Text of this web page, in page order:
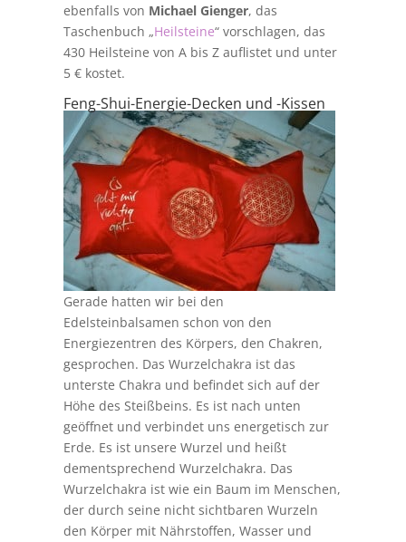
ebenfalls von Michael Gienger, das
Taschenbuch „Heilsteine“ vorschlagen, das
430 Heilsteine von A bis Z auflistet und unter
5 € kostet.
Feng-Shui-Energie-Decken und -Kissen
Gerade hatten wir bei den
Edelsteinbalsamen schon von den
Energiezentren des Körpers, den Chakren,
gesprochen. Das Wurzelchakra ist das
unterste Chakra und befindet sich auf der
Höhe des Steißbeins. Es ist nach unten
geöffnet und verbindet uns energetisch zur
Erde. Es ist unsere Wurzel und heißt
dementsprechend Wurzelchakra. Das
Wurzelchakra ist wie ein Baum im Menschen,
der durch seine nicht sichtbaren Wurzeln
den Körper mit Nährstoffen, Wasser und